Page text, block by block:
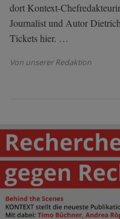
dort Kontext-
Journalist und Autor
Tickets hier. …
Von unserer Redaktion